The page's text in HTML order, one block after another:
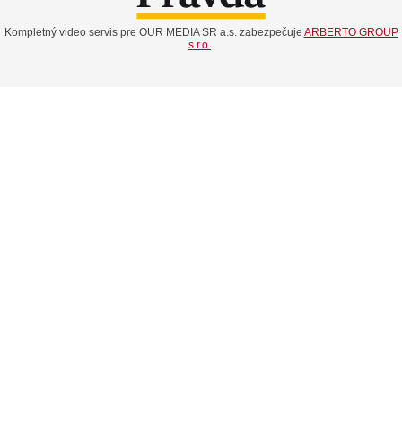
Kompletný video servis pre OUR MEDIA SR a.s. zabezpečuje ARBERTO GROUP
s.r.o..